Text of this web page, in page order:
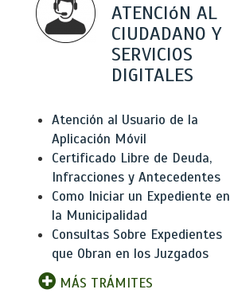
ATENCIóN AL
CIUDADANO Y
SERVICIOS
DIGITALES
Atención al Usuario de la
Aplicación Móvil
Certificado Libre de Deuda,
Infracciones y Antecedentes
Como Iniciar un Expediente en
la Municipalidad
Consultas Sobre Expedientes
que Obran en los Juzgados
MÁS TRÁMITES